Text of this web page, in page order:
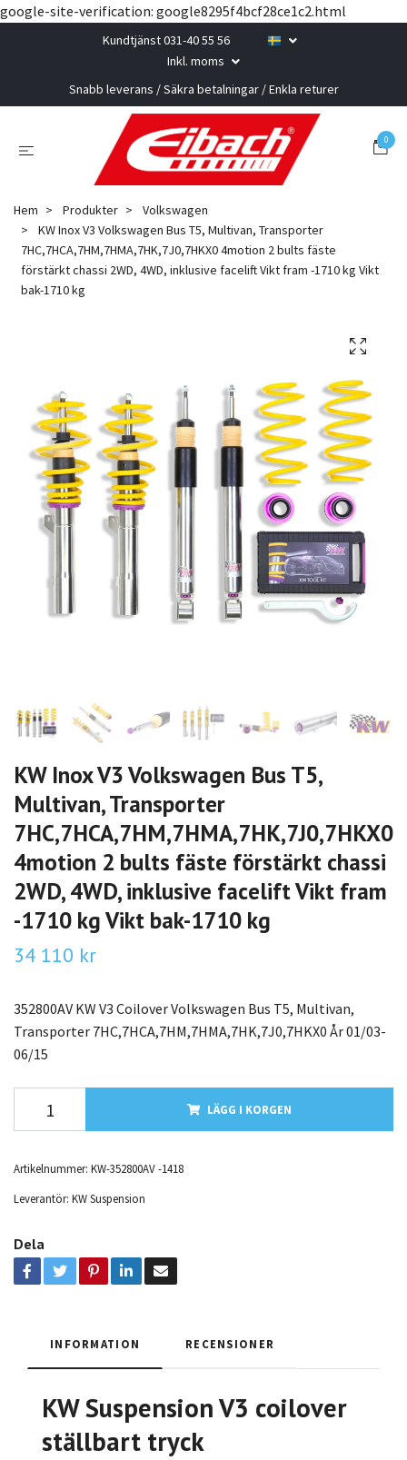
google-site-verification: google8295f4bcf28ce1c2.html
Kundtjänst 031-40 55 56
Inkl. moms
Snabb leverans / Säkra betalningar / Enkla returer
0
Hem Produkter
Volkswagen
KW Inox V3 Volkswagen Bus T5, Multivan, Transporter
7HC,7HCA,7HM,7HMA,7HK,7J0,7HKX0 4motion 2 bults fäste
förstärkt chassi 2WD, 4WD, inklusive facelift Vikt fram -1710 kg Vikt
bak-1710 kg
KW Inox V3 Volkswagen Bus T5,
Multivan, Transporter
7HC,7HCA,7HM,7HMA,7HK,7J0,7HKX0
4motion 2 bults fäste förstärkt chassi
2WD, 4WD, inklusive facelift Vikt fram
-1710 kg Vikt bak-1710 kg
34 110 kr
352800AV KW V3 Coilover Volkswagen Bus T5, Multivan,
Transporter 7HC,7HCA,7HM,7HMA,7HK,7J0,7HKX0 År 01/03-
06/15
LÄGG I KORGEN
Artikelnummer: KW-352800AV -1418
Leverantör: KW Suspension
Dela
INFORMATION RECENSIONER
KW Suspension V3 coilover
ställbart tryck